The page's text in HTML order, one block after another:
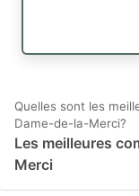
Quelles sont les
Dame-de-la-Merci?
Les meilleures
Merci